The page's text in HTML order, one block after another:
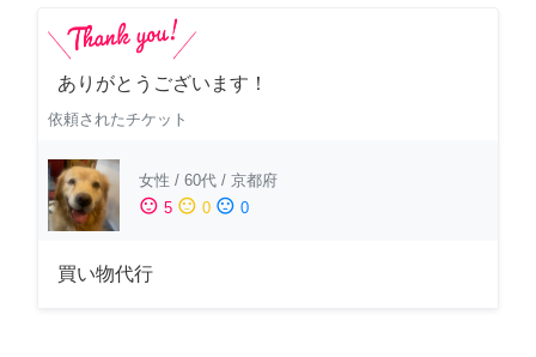
ありがとうございます！
依頼されたチケット
女性 / 60代 / 京都府
sentiment_satisfied 5 sentiment_neutral 0 sentiment_dissatisfied 0
買い物代行